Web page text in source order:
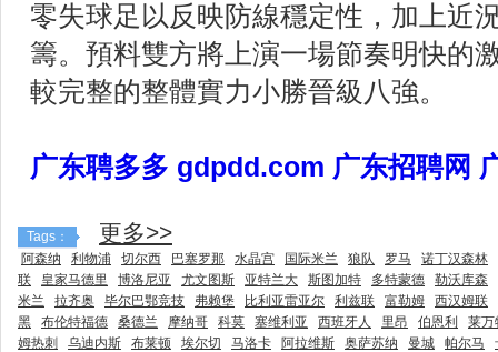
零失球足以反映防線穩定性，加上近
籌。預料雙方將上演一場節奏明快的
較完整的整體實力小勝晉級八強。
广东聘多多 gdpdd.com 广东招聘网
Tags： 更多>>
阿森纳 利物浦 切尔西 巴塞罗那 水晶宫 国际米兰 狼队 罗马
诺丁汉森林
联
皇家马德里 博洛尼亚 尤文图斯 亚特兰大 斯图加特 多特蒙德
勒沃库森
米兰
拉齐奥 毕尔巴鄂竞技 弗赖堡 比利亚雷亚尔 利兹联 富勒姆
西汉姆联
黑
布伦特福德 桑德兰 摩纳哥 科莫 塞维利亚 西班牙人 里昂 伯恩利
莱万
姆热刺
乌迪内斯 布莱顿 埃尔切 马洛卡 阿拉维斯 奥萨苏纳 曼城 帕尔马